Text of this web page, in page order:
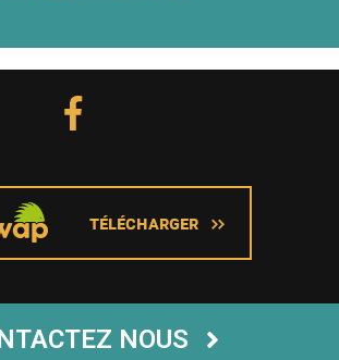
NOUS